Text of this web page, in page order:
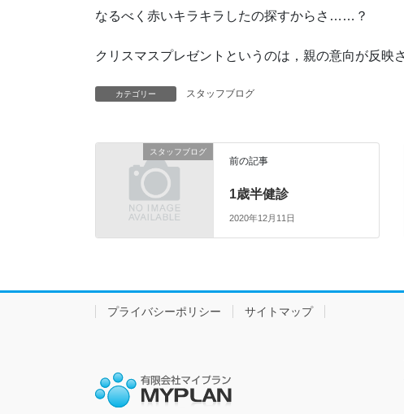
なるべく赤いキラキラしたの探すからさ……？
クリスマスプレゼントというのは，親の意向が反映
カテゴリー スタッフブログ
スタッフブログ
前の記事
1歳半健診
2020年12月11日
プライバシーポリシー サイトマップ